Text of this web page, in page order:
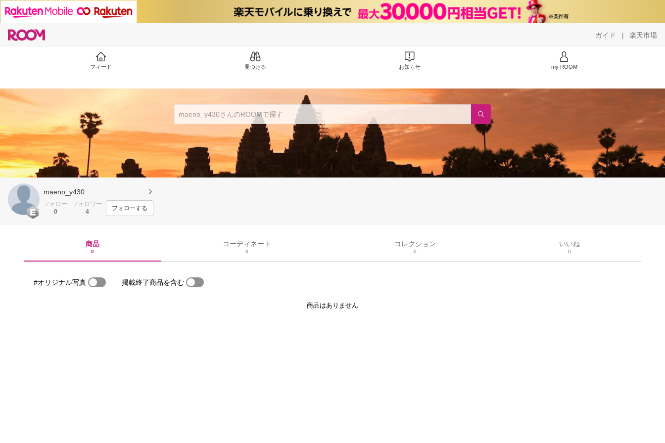
ガイド | 楽天市場
フィード 見つける お知らせ my ROOM
maeno_y430
フォロー
0
フォロワー
4
フォローする
商品
0
コーディネート
0
コレクション
0
いいね
0
#オリジナル写真 掲載終了商品を含む
商品はありません